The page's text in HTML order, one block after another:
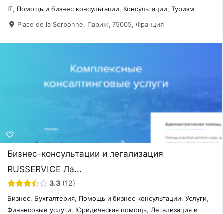
IT, Помощь и бизнес консультации, Консультации,Туризм
Place de la Sorbonne, Париж, 75005, Франция
Бизнес-консультации и легализация
RUSSERVICE Ла...
3.3 12
Бизнес, Бухгалтерия, Помощь и бизнес консультации,Услуги,
Финансовые услуги, Юридическая помощь, Легализация и